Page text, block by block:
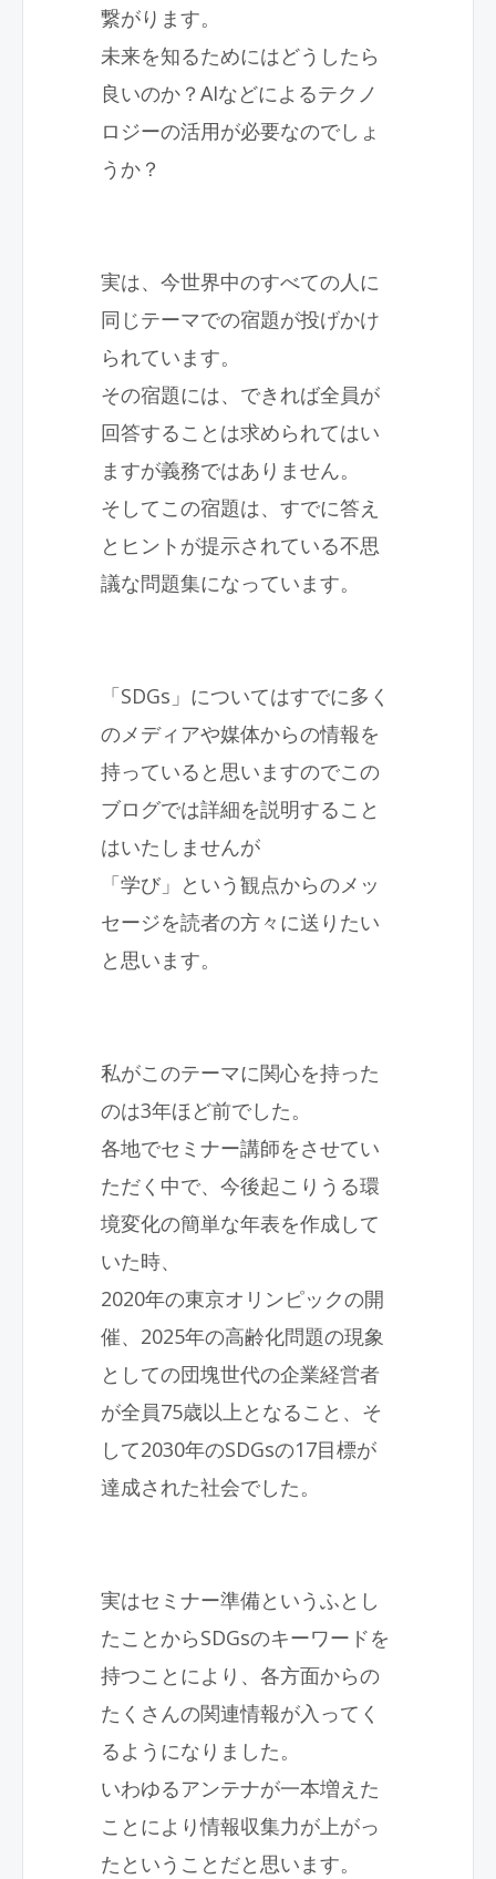
繋がります。
未来を知るためにはどうしたら
良いのか？ AIなどによるテクノ
ロジーの活用が必要なのでしょ
うか？
実は、今世界中のすべての人に
同じテーマでの宿題が投げかけ
られています。
その宿題には、できれば全員が
回答することは求められてはい
ますが義務ではありません。
そしてこの宿題は、すでに答え
とヒントが提示されている不思
議な問題集になっています。
「SDGs 」についてはすでに多く
のメディアや媒体からの情報を
持っていると思いますのでこの
ブログでは詳細を説明すること
はいたしませんが
「学び」という観点からのメッ
セージを読者の方々に送りたい
と思います。
私がこのテーマに関心を持った
のは3年ほど前でした。
各地でセミナー講師をさせてい
ただく中で、今後起こりうる環
境変化の簡単な年表を作成して
いた時、
2020年の東京オリンピックの開
催、 2025年の高齢化問題の現象
としての団塊世代の企業経営者
が全員75歳以上となること、そ
して2030年のSDGsの17目標が
達成された社会でした。
実はセミナー準備というふとし
たことからSDGsのキーワードを
持つことにより、各方面からの
たくさんの関連情報が入ってく
るようになりました。
いわゆるアンテナが一本増えた
ことにより情報収集力が上がっ
たということだと思います。